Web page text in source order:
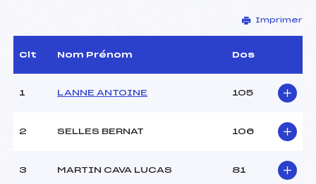
GARCIA BEATRICE (PE)
D.T Adjoint :
–
Dir. Epreuve :
BAUDET HENRI (PE)
CARACTÉRISTIQUES DE LA PISTE
Site de Replis
2,5 km
Point Bas :
Imprimer
Clt Nom Prénom Dos
1 LANNE ANTOINE 105
2 SELLES BERNAT 106
3 MARTIN CAVA LUCAS 81